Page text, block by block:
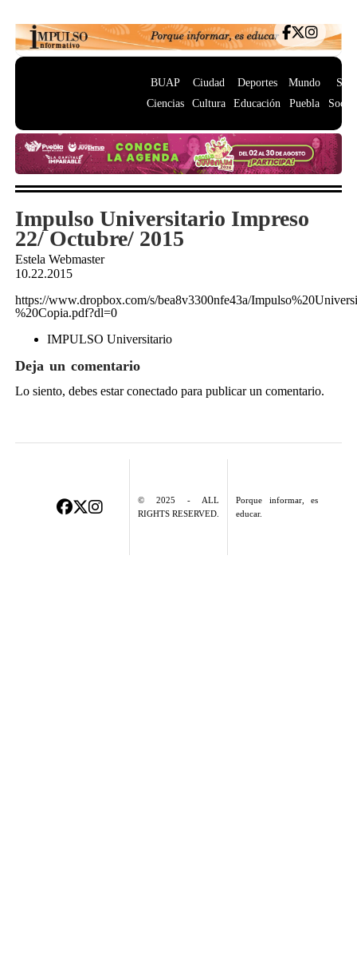
BUAP
Ciencias
Ciudad
Cultura
Deportes
Educación
Mundo
Puebla
Impulso Universitario Impreso
22/ Octubre/ 2015
Estela Webmaster
10.22.2015
https://www.dropbox.com/s/bea8v3300nfe43a/
%20Copia.pdf?dl=0
IMPULSO Universitario
Deja un comentario
Lo siento, debes estarconectadopara publicar un comentario.
© 2025 - ALL
RIGHTS RESERVED.
Porque informar, es
educar.